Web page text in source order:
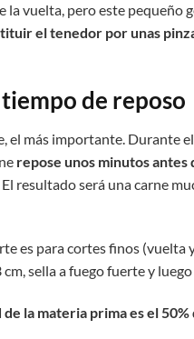
vuelta, pero este pequeño
el tenedor por unas
de reposo
el más importante. Durante
repose unos minutos antes
resultado será una carne
es para cortes finos (vuelta
sella a fuego fuerte y
la materia prima es el